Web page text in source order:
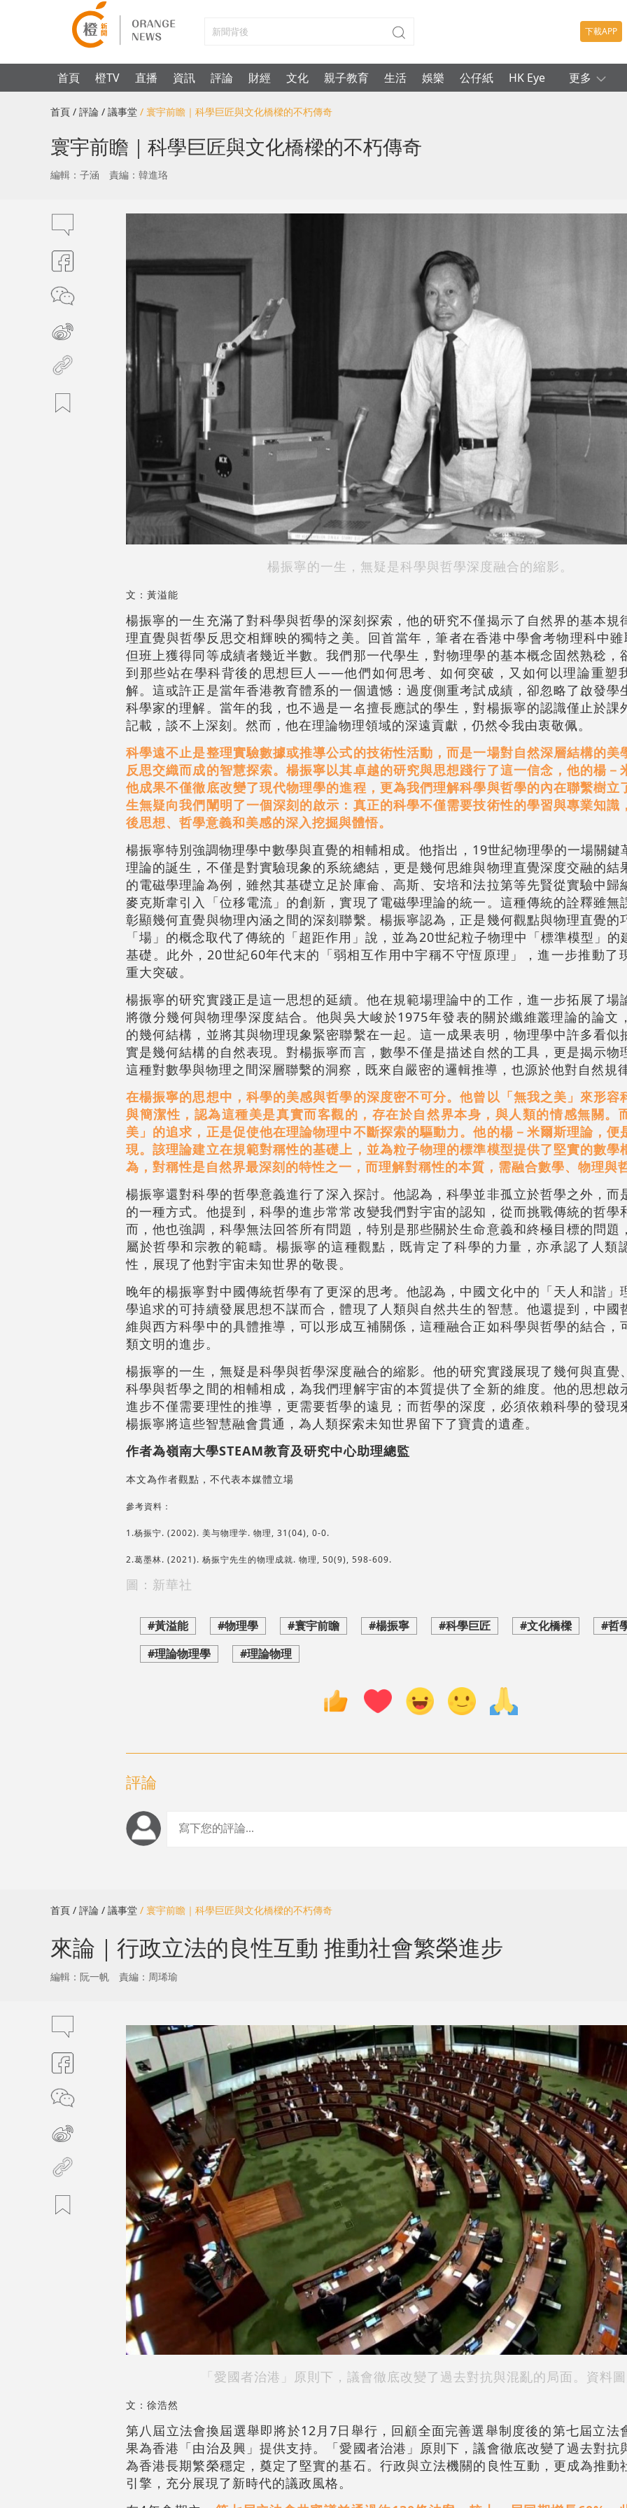
下載APP
首頁 橙TV 直播 資訊 評論 財經 文化 親子教育 生活 娛樂 公仔紙 HK Eye 更多
首頁 / 評論 / 議事堂 / 寰宇前瞻｜科學巨匠與文化橋樑的不朽傳奇
寰宇前瞻｜科學巨匠與文化橋樑的不朽傳奇
編輯：子涵 責編：韓進珞
楊振寧的一生，無疑是科學與哲學深度融合的縮影。
文：黃溢能
楊振寧的一生充滿了對科學與哲學的深刻探索，他的研究不僅揭示了自然界的基本規
理直覺與哲學反思交相輝映的獨特之美。回首當年，筆者在香港中學會考物理科中雖
但班上獲得同等成績者幾近半數。我們那一代學生，對物理學的基本概念固然熟稔，
到那些站在學科背後的思想巨人——他們如何思考、如何突破，又如何以理論重塑
解。這或許正是當年香港教育體系的一個遺憾：過度側重考試成績，卻忽略了啟發學
科學家的理解。當年的我，也不過是一名擅長應試的學生，對楊振寧的認識僅止於課
記載，談不上深刻。然而，他在理論物理領域的深遠貢獻，仍然令我由衷敬佩。
科學遠不止是整理實驗數據或推導公式的技術性活動，而是一場對自然深層結構的美
反思交織而成的智慧探索。楊振寧以其卓越的研究與思想踐行了這一信念，他的楊－
他成果不僅徹底改變了現代物理學的進程，更為我們理解科學與哲學的內在聯繫樹立
生無疑向我們闡明了一個深刻的啟示：真正的科學不僅需要技術性的學習與專業知識
後思想、哲學意義和美感的深入挖掘與體悟。
楊振寧特別強調物理學中數學與直覺的相輔相成。他指出，19世紀物理學的一場關
理論的誕生，不僅是對實驗現象的系統總結，更是幾何思維與物理直覺深度交融的結
的電磁學理論為例，雖然其基礎立足於庫侖、高斯、安培和法拉第等先賢從實驗中歸
麥克斯韋引入「位移電流」的創新，實現了電磁學理論的統一。這種傳統的詮釋雖無
彰顯幾何直覺與物理內涵之間的深刻聯繫。楊振寧認為，正是幾何觀點與物理直覺的
「場」的概念取代了傳統的「超距作用」說，並為20世紀粒子物理中「標準模型」的
基礎。此外，20世紀60年代末的「弱相互作用中宇稱不守恆原理」，進一步推動了
重大突破。
楊振寧的研究實踐正是這一思想的延續。他在規範場理論中的工作，進一步拓展了場
將微分幾何與物理學深度結合。他與吳大峻於1975年發表的關於纖維叢理論的論文
的幾何結構，並將其與物理現象緊密聯繫在一起。這一成果表明，物理學中許多看似
實是幾何結構的自然表現。對楊振寧而言，數學不僅是描述自然的工具，更是揭示物
這種對數學與物理之間深層聯繫的洞察，既來自嚴密的邏輯推導，也源於他對自然規
在楊振寧的思想中，科學的美感與哲學的深度密不可分。他曾以「無我之美」來形容
與簡潔性，認為這種美是真實而客觀的，存在於自然界本身，與人類的情感無關。
美」的追求，正是促使他在理論物理中不斷探索的驅動力。他的楊－米爾斯理論，便
現。該理論建立在規範對稱性的基礎上，並為粒子物理的標準模型提供了堅實的數學
為，對稱性是自然界最深刻的特性之一，而理解對稱性的本質，需融合數學、物理與
楊振寧還對科學的哲學意義進行了深入探討。他認為，科學並非孤立於哲學之外，而
的一種方式。他提到，科學的進步常常改變我們對宇宙的認知，從而挑戰傳統的哲學
而，他也強調，科學無法回答所有問題，特別是那些關於生命意義和終極目標的問題
屬於哲學和宗教的範疇。楊振寧的這種觀點，既肯定了科學的力量，亦承認了人類
性，展現了他對宇宙未知世界的敬畏。
晚年的楊振寧對中國傳統哲學有了更深的思考。他認為，中國文化中的「天人和諧」
學追求的可持續發展思想不謀而合，體現了人類與自然共生的智慧。他還提到，中國
維與西方科學中的具體推導，可以形成互補關係，這種融合正如科學與哲學的結合，
類文明的進步。
楊振寧的一生，無疑是科學與哲學深度融合的縮影。他的研究實踐展現了幾何與直覺
科學與哲學之間的相輔相成，為我們理解宇宙的本質提供了全新的維度。他的思想啟
進步不僅需要理性的推導，更需要哲學的遠見；而哲學的深度，必須依賴科學的發現
楊振寧將這些智慧融會貫通，為人類探索未知世界留下了寶貴的遺產。
作者為嶺南大學STEAM教育及研究中心助理總監
本文為作者觀點，不代表本媒體立場
參考資料：
1.杨振宁. (2002). 美与物理学. 物理, 31(04), 0-0.
2.葛墨林. (2021). 杨振宁先生的物理成就. 物理, 50(9), 598-609.
圖：新華社
#黃溢能 #物理學 #寰宇前瞻 #楊振寧 #科學巨匠 #文化橋樑
#哲
#理論物理學
#理論物理
評論
首頁 / 評論 / 議事堂 / 寰宇前瞻｜科學巨匠與文化橋樑的不朽傳奇
來論｜行政立法的良性互動 推動社會繁榮進步
編輯：阮一帆 責編：周琋瑜
「愛國者治港」原則下，議會徹底改變了過去對抗與混亂的局面。資料
文：徐浩然
第八屆立法會換屆選舉即將於12月7日舉行，回顧全面完善選舉制度後的第七屆立法
果為香港「由治及興」提供支持。「愛國者治港」原則下，議會徹底改變了過去對抗
為香港長期繁榮穩定，奠定了堅實的基石。行政與立法機關的良性互動，更成為推動
引擎，充分展現了新時代的議政風格。